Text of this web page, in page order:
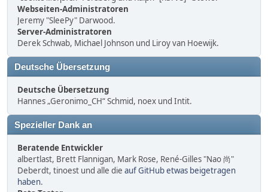
Webseiten-Administratoren
Jeremy "SleePy" Darwood.
Server-Administratoren
Derek Schwab, Michael Johnson und Liroy van Hoewijk.
Deutsche Übersetzung
Deutsche Übersetzung
Hannes „Geronimo_CH“ Schmid, noex und Intit.
Spezieller Dank an
Beratende Entwickler
albertlast, Brett Flannigan, Mark Rose, René-Gilles "Nao 尚"
Deberdt, tinoest und alle die auf GitHub etwas beigetragen
haben.